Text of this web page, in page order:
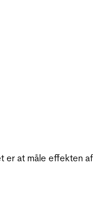
er at måle effekten af